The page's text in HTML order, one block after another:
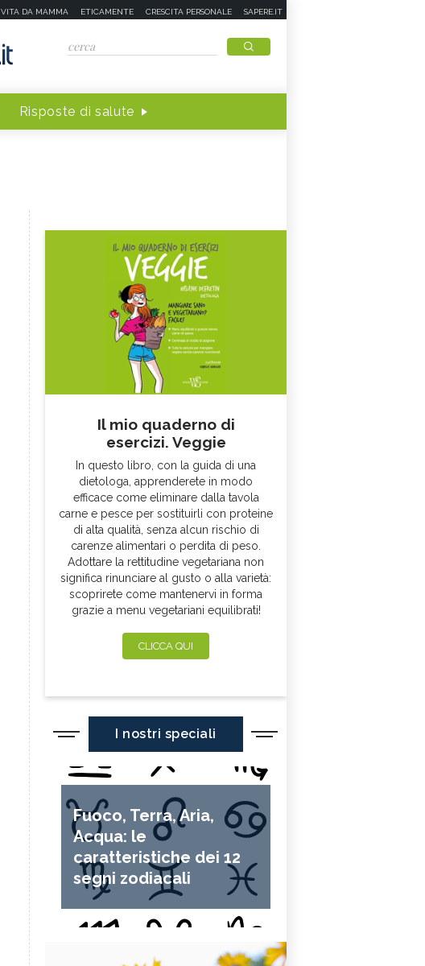
VITA DA MAMMA ETICAMENTE CRESCITA PERSONALE SAPERE.IT
Risposte di salute
Il mio quaderno di
esercizi. Veggie
In questo libro, con la guida di una
dietologa, apprenderete in modo
efficace come eliminare dalla tavola
carne e pesce per sostituirli con proteine
di alta qualità, senza alcun rischio di
carenze alimentari o perdita di peso.
Adottare la rettitudine vegetariana non
significa rinunciare al gusto o alla varietà:
scoprirete come mantenervi in forma
grazie a menu vegetariani equilibrati!
CLICCA QUI
I nostri speciali
Fuoco, Terra, Aria,
Acqua: le
caratteristiche dei 12
segni zodiacali